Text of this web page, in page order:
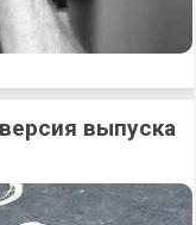
выпуска